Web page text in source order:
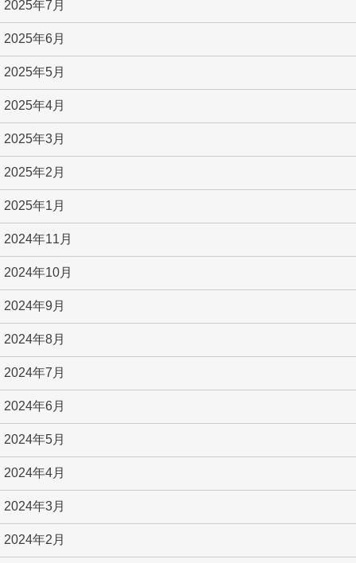
2025年7月
2025年6月
2025年5月
2025年4月
2025年3月
2025年2月
2025年1月
2024年11月
2024年10月
2024年9月
2024年8月
2024年7月
2024年6月
2024年5月
2024年4月
2024年3月
2024年2月